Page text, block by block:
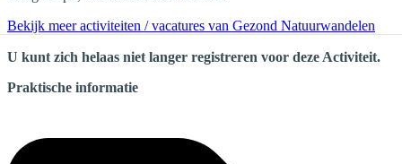
Bekijk meer activiteiten / vacatures van Gezond Natuurwandelen
U kunt zich helaas niet langer registreren voor deze Activiteit.
Praktische informatie